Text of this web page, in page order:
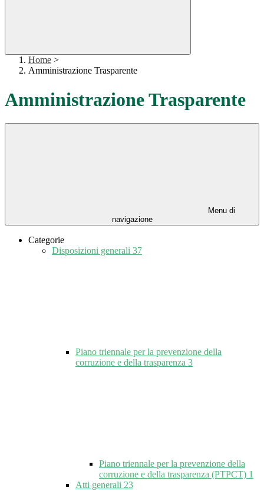
Home >
Amministrazione Trasparente
Amministrazione Trasparente
Menu di
navigazione
Categorie
Disposizioni generali 37
Piano triennale per la prevenzione della
corruzione e della trasparenza 3
Piano triennale per la prevenzione della
corruzione e della trasparenza (PTPCT) 1
Atti generali 23